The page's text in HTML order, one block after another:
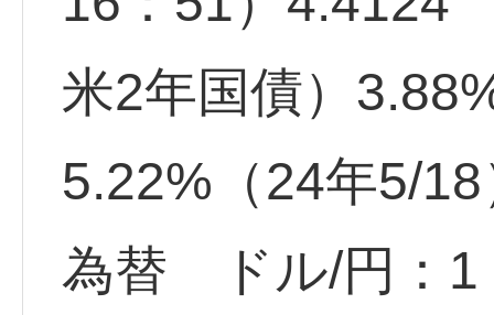
米2年国債）
5.22%（24年5/18
為替 ドル/円：